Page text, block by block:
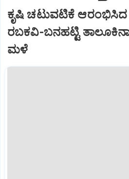
ಕೃಷಿ ಚಟುವಟಿಕೆ ಆರಂಭಿಸಿದ
ರಬಕವಿ-ಬನಹಟ್ಟಿ
ಮಳೆ